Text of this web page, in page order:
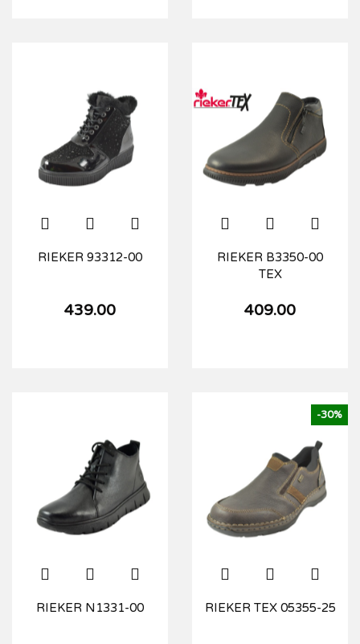
RIEKER 93312-00
439.00
RIEKER B3350-00
TEX
409.00
RIEKER N1331-00 RIEKER TEX 05355-25
-30%